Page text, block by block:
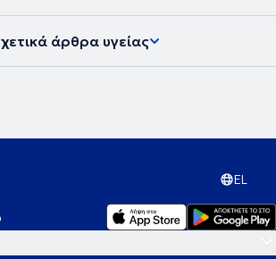
άρθρα υγείας
EL